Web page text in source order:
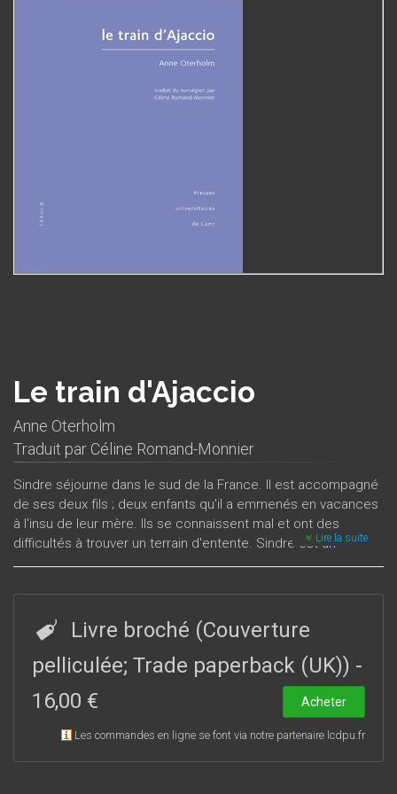
Le train d'Ajaccio
Anne Oterholm
Traduit par Céline Romand-Monnier
Sindre séjourne dans le sud de la France. Il est accompagné
de ses deux fils ; deux enfants qu'il a emmenés en vacances
à l'insu de leur mère. Ils se connaissent mal et ont des
difficultés à trouver un terrain d'entente. Sindre est un
homme en fuite, un homme fuyant aussi. Personnalité
à celles de son père. Sur le chemin de la fuite, Sindre se
laisse porter par la conquête, le désir, le sien et celui des
autres. En Norvège, Nora, sa cousine, son amour impossible,
écrit l’histoire de Sindre à partir des pages du journal qu’il lui
envoie chaque semaine. Qui sont-ils, Sindre et Nora ? Roman
sur une fuite, Le train d’Ajaccio est aussi un roman sur
l’écriture, la narration.
Lire la suite
Livre broché (Couverture
pelliculée; Trade paperback (UK)) -
16,00 €
Acheter
Les commandes en ligne se font via notre partenaire lcdpu.fr